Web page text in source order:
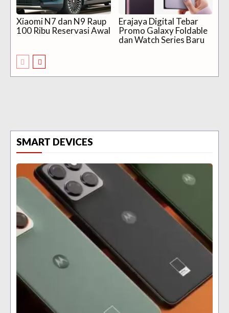
Xiaomi N7 dan N9 Raup
100 Ribu Reservasi Awal
Erajaya Digital Tebar
Promo Galaxy Foldable
dan Watch Series Baru
SMART DEVICES